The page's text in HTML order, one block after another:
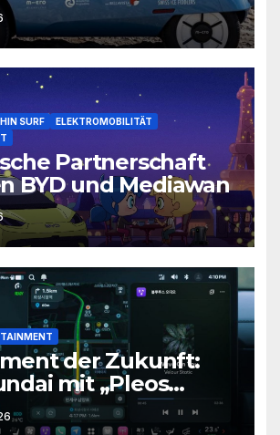
SURF
ELEKTROMOBILITÄT
Partnerschaft
BYD und Mediawan
der Zukunft:
mit „Pleos
das Auto neu denkt